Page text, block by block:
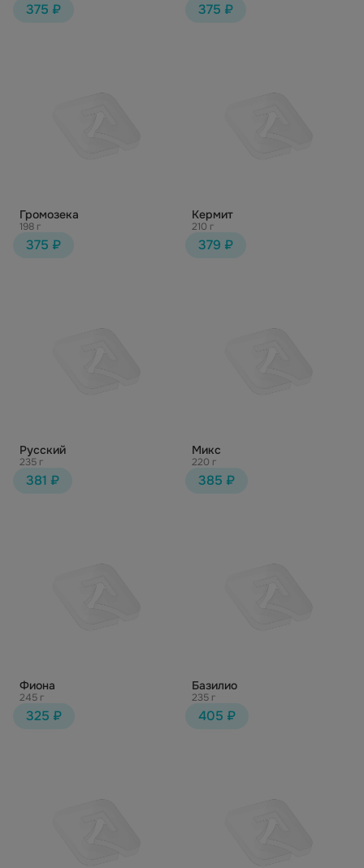
375 ₽ 375 ₽
Громозека
198 г
375 ₽
Кермит
210 г
379 ₽
Русский
235 г
381 ₽
Микс
220 г
385 ₽
Фиона
245 г
325 ₽
Базилио
235 г
405 ₽